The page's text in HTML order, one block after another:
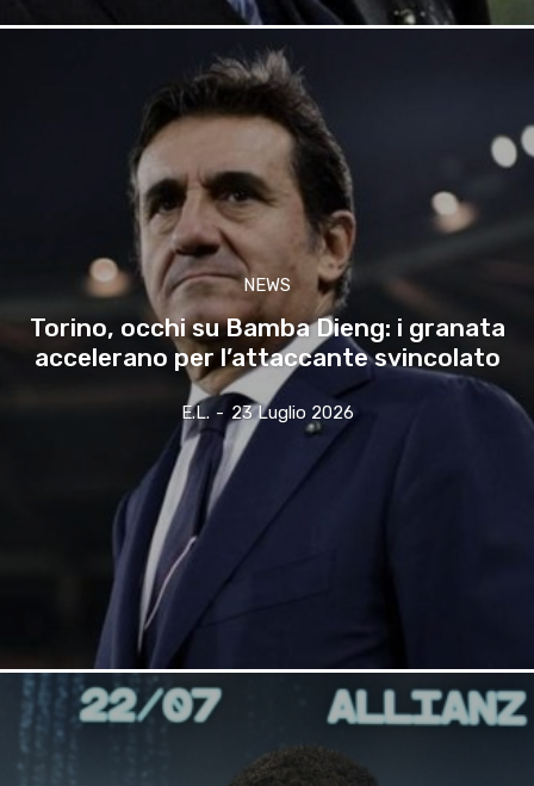
NEWS
Torino, occhi su Bamba Dieng: i granata
accelerano per l’attaccante svincolato
E.l. - 23 Luglio 2026